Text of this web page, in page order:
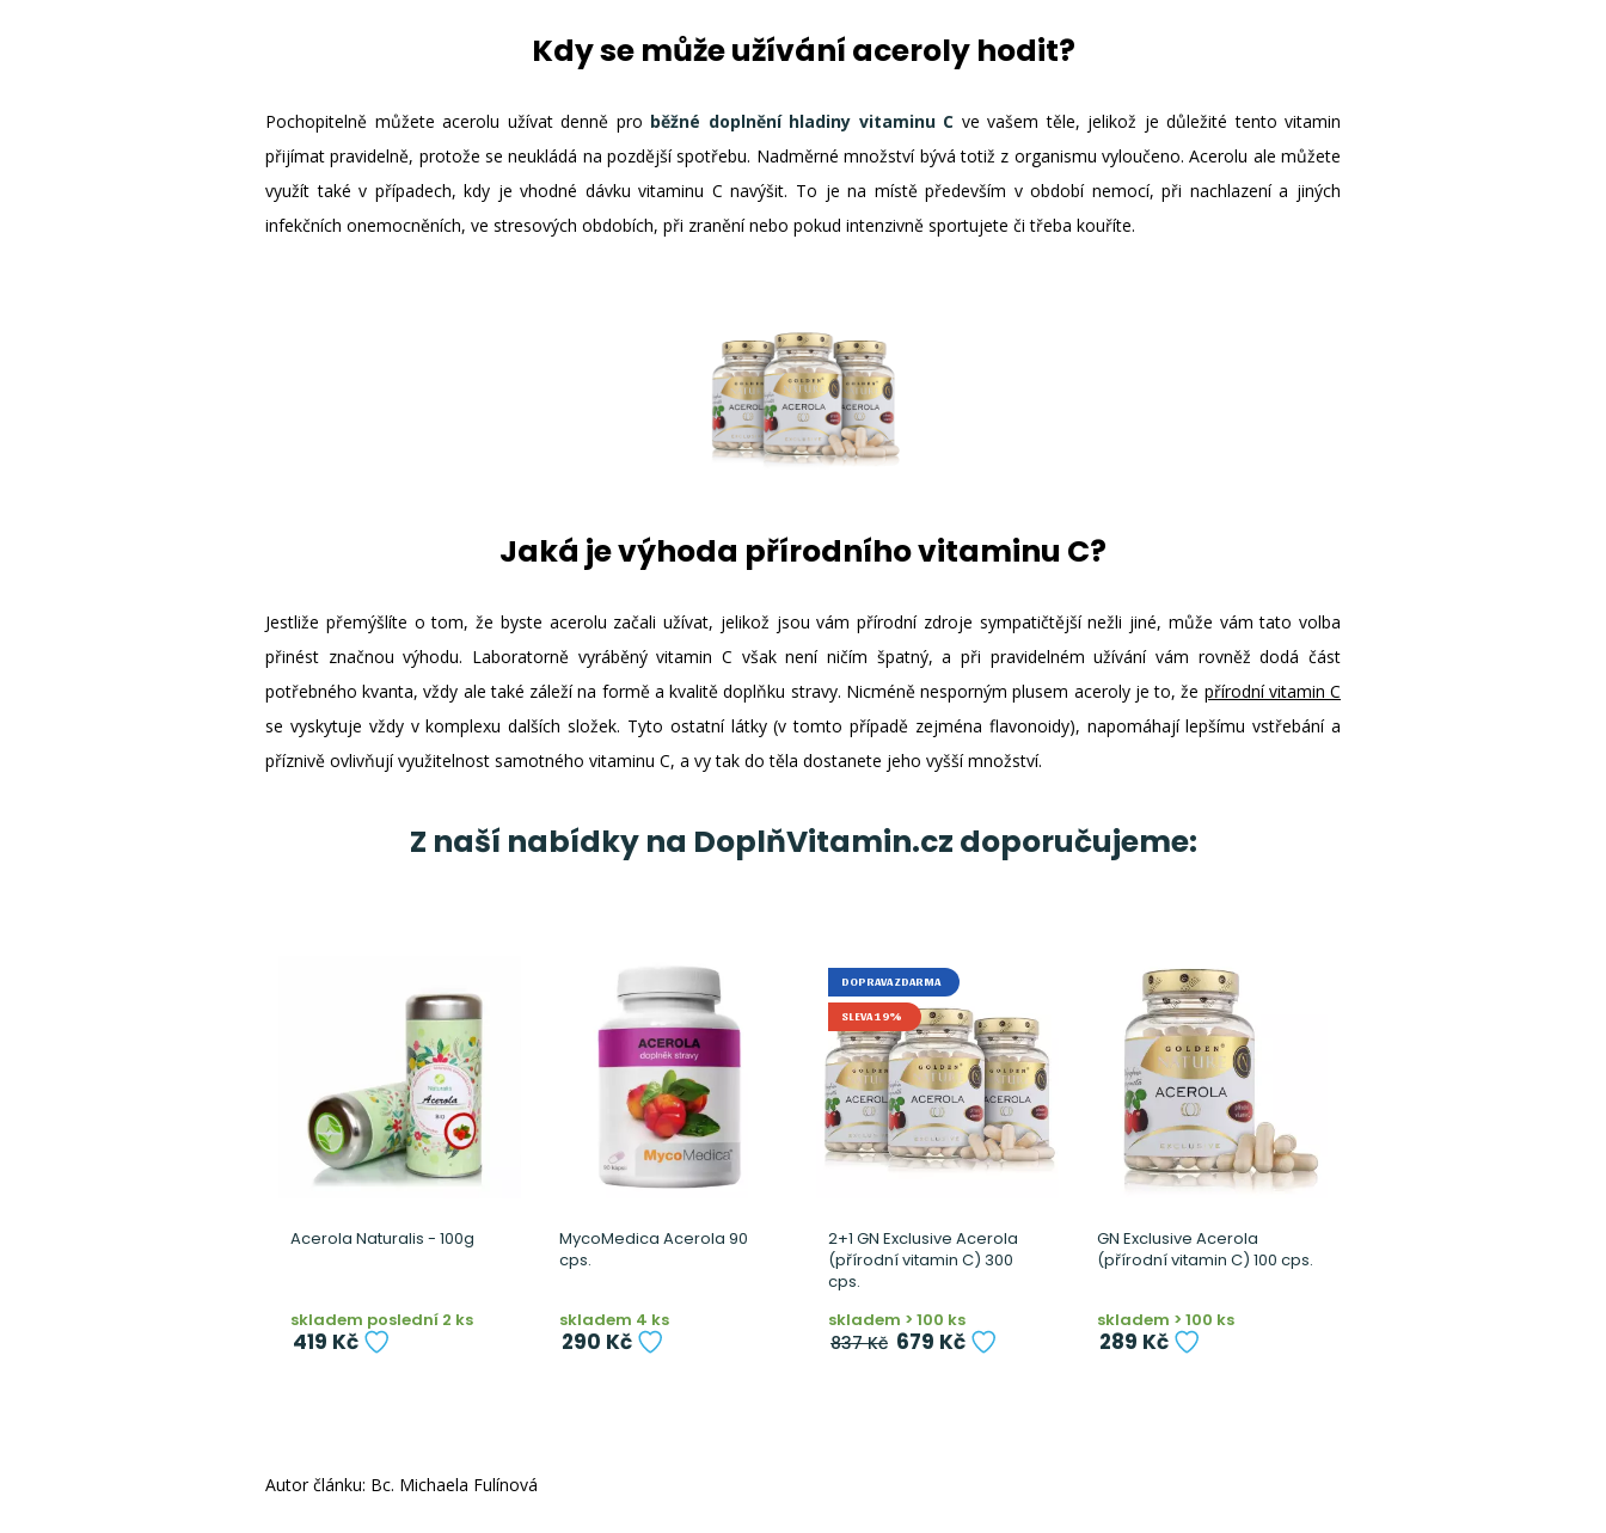
Kdy se může užívání aceroly hodit?
Pochopitelně můžete acerolu užívat denně pro běžné doplnění hladiny vitaminu C ve vašem těle, jelikož je důležité tento vitamin
přijímat pravidelně, protože se neukládá na pozdější spotřebu. Nadměrné množství bývá totiž z organismu vyloučeno. Acerolu ale můžete
využít také v případech, kdy je vhodné dávku vitaminu C navýšit. To je na místě především v období nemocí, při nachlazení a jiných
infekčních onemocněních, ve stresových obdobích, při zranění nebo pokud intenzivně sportujete či třeba kouříte.
Jaká je výhoda přírodního vitaminu C?
Jestliže přemýšlíte o tom, že byste acerolu začali užívat, jelikož jsou vám přírodní zdroje sympatičtější nežli jiné, může vám tato volba
přinést značnou výhodu. Laboratorně vyráběný vitamin C však není ničím špatný, a při pravidelném užívání vám rovněž dodá část
potřebného kvanta, vždy ale také záleží na formě a kvalitě doplňku stravy. Nicméně nesporným plusem aceroly je to, že přírodní vitamin C
se vyskytuje vždy v komplexu dalších složek. Tyto ostatní látky (v tomto případě zejména flavonoidy), napomáhají lepšímu vstřebání a
příznivě ovlivňují využitelnost samotného vitaminu C, a vy tak do těla dostanete jeho vyšší množství.
Z naší nabídky na DoplňVitamin.cz doporučujeme:
Acerola Naturalis - 100g
skladem poslední 2 ks
419 Kč
MycoMedica Acerola 90
cps.
skladem 4 ks
290 Kč
DOPRAVA ZDARMA
SLEVA 19%
2+1 GN Exclusive Acerola
(přírodní vitamin C) 300
cps.
skladem > 100 ks
837 Kč 679 Kč
GN Exclusive Acerola
(přírodní vitamin C) 100 cps.
skladem > 100 ks
289 Kč
Autor článku: Bc. Michaela Fulínová